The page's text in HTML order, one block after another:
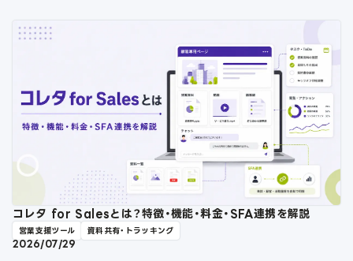
コレタ for Salesとは？特徴・機能・料金・SFA連携を解説
営業支援ツール 資料共有・トラッキング
2026/07/29